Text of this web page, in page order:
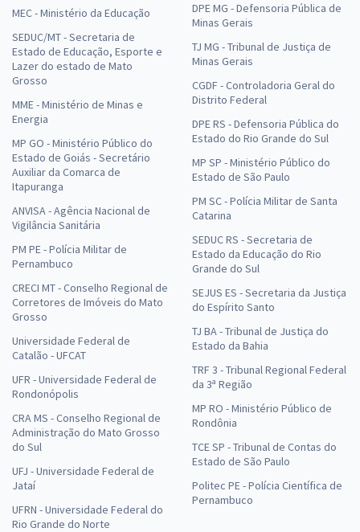
MEC - Ministério da Educação
SEDUC/MT - Secretaria de
Estado de Educação, Esporte e
Lazer do estado de Mato
Grosso
MME - Ministério de Minas e
Energia
MP GO - Ministério Público do
Estado de Goiás - Secretário
Auxiliar da Comarca de
Itapuranga
ANVISA - Agência Nacional de
Vigilância Sanitária
PM PE - Polícia Militar de
Pernambuco
CRECI MT - Conselho Regional de
Corretores de Imóveis do Mato
Grosso
Universidade Federal de
Catalão - UFCAT
UFR - Universidade Federal de
Rondonópolis
CRA MS - Conselho Regional de
Administração do Mato Grosso
do Sul
UFJ - Universidade Federal de
Jataí
UFRN - Universidade Federal do
Rio Grande do Norte
DPE MG - Defensoria Pública de
Minas Gerais
TJ MG - Tribunal de Justiça de
Minas Gerais
CGDF - Controladoria Geral do
Distrito Federal
DPE RS - Defensoria Pública do
Estado do Rio Grande do Sul
MP SP - Ministério Público do
Estado de São Paulo
PM SC - Polícia Militar de Santa
Catarina
SEDUC RS - Secretaria de
Estado da Educação do Rio
Grande do Sul
SEJUS ES - Secretaria da Justiça
do Espírito Santo
TJ BA - Tribunal de Justiça do
Estado da Bahia
TRF 3 - Tribunal Regional Federal
da 3ª Região
MP RO - Ministério Público de
Rondônia
TCE SP - Tribunal de Contas do
Estado de São Paulo
Politec PE - Polícia Científica de
Pernambuco